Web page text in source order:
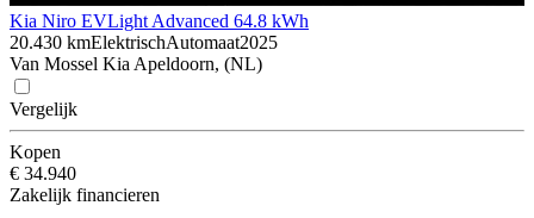
Kia Niro EVLight Advanced 64.8 kWh
20.430 kmElektrischAutomaat2025
Van Mossel Kia Apeldoorn, (NL)
Vergelijk
Kopen
€ 34.940
Zakelijk financieren